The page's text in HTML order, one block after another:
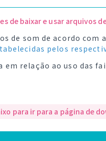
baixar e usar arquivos de
de som de acordo com a
pelos
relação ao uso das
para ir para a página de